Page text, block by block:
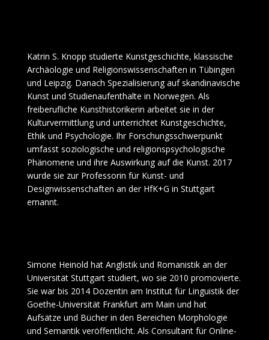
Katrin S. Knopp studierte Kunstgeschichte, klassische
Archäologie und Religionswissenschaften in Tübingen
und Leipzig. Danach Spezialisierung auf skandinavische
Kunst und Studienaufenthalte in Norwegen. Als
freiberufliche Kunsthistorikerin arbeitet sie in der
Kulturvermittlung und unterrichtet Kunstgeschichte,
Ethik und Psychologie. Ihr Forschungsschwerpunkt
umfasst soziologische und religionspsychologische
Phänomene und ihre Auswirkung auf die Kunst. 2017
wurde sie zur Professorin für Kunst- und
Designwissenschaften an der HfK+G in Stuttgart
ernannt.
Simone Heinold hat Anglistik und Romanistik an der
Universität Stuttgart studiert, wo sie 2010 promovierte.
Sie war bis 2014 Dozentin am Institut für Linguistik der
Goethe-Universität Frankfurt am Main und hat
Aufsätze und Bücher in den Bereichen Morphologie
und Semantik veröffentlicht. Als Consultant für Online-